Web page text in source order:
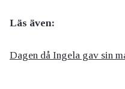
Läs även:
Dagen då Ingela gav sin